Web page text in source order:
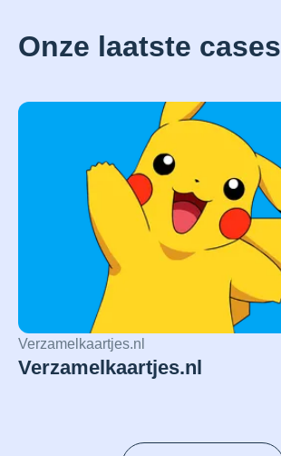
Onze laatste cases
Verzamelkaartjes.nl
Verzamelkaartjes.nl